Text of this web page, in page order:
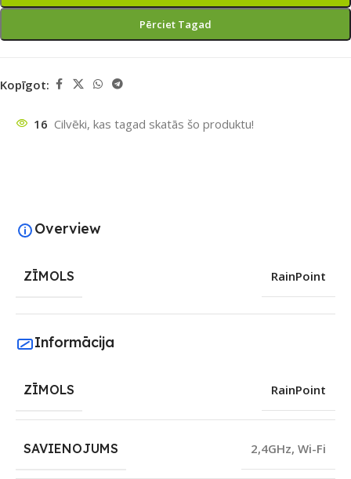
Pērciet Tagad
Kopīgot:
16 Cilvēki, kas tagad skatās šo produktu!
Overview
ZĪMOLS RainPoint
Informācija
ZĪMOLS RainPoint
SAVIENOJUMS 2,4GHz, Wi-Fi